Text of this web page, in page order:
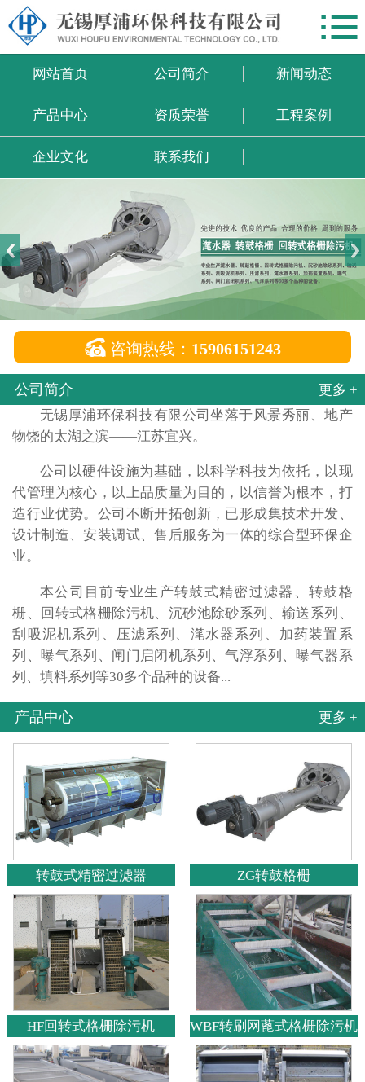
网站首页
工程案例
企业文化

网站首页 公司简介 新闻动态
产品中心 资质荣誉 工程案例
企业文化 联系我们
 咨询热线： 15906151243
公司简介
更多 +
无锡厚浦环保科技有限公司坐落于风景秀丽、地产
物饶的太湖之滨——江苏宜兴。
公司以硬件设施为基础，以科学科技为依托，以现
代管理为核心，以上品质量为目的，以信誉为根本，打
造行业优势。公司不断开拓创新，已形成集技术开发、
设计制造、安装调试、售后服务为一体的综合型环保企
业。
本公司目前专业生产转鼓式精密过滤器、转鼓格
栅、回转式格栅除污机、沉砂池除砂系列、输送系列、
刮吸泥机系列、压滤系列、滗水器系列、加药装置系
列、曝气系列、闸门启闭机系列、气浮系列、曝气器系
列、填料系列等30多个品种的设备...
产品中心 更多 +
转鼓式精密过滤器 ZG转鼓格栅
HF回转式格栅除污机 WBF转刷网蓖式格栅除污机